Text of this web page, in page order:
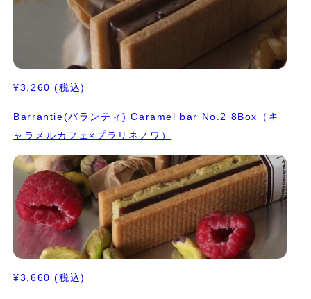
¥3,260 (税込)
Barrantie(バランティ) Caramel bar No.2 8Box（キ
ャラメルカフェ×プラリネノワ）
¥3,660 (税込)